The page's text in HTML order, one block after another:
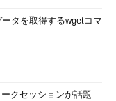
タを取得するwgetコマ
クセッションが話題